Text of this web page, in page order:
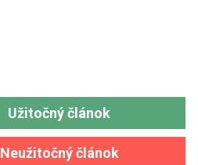
Užitočný článok
Neužitočný článok